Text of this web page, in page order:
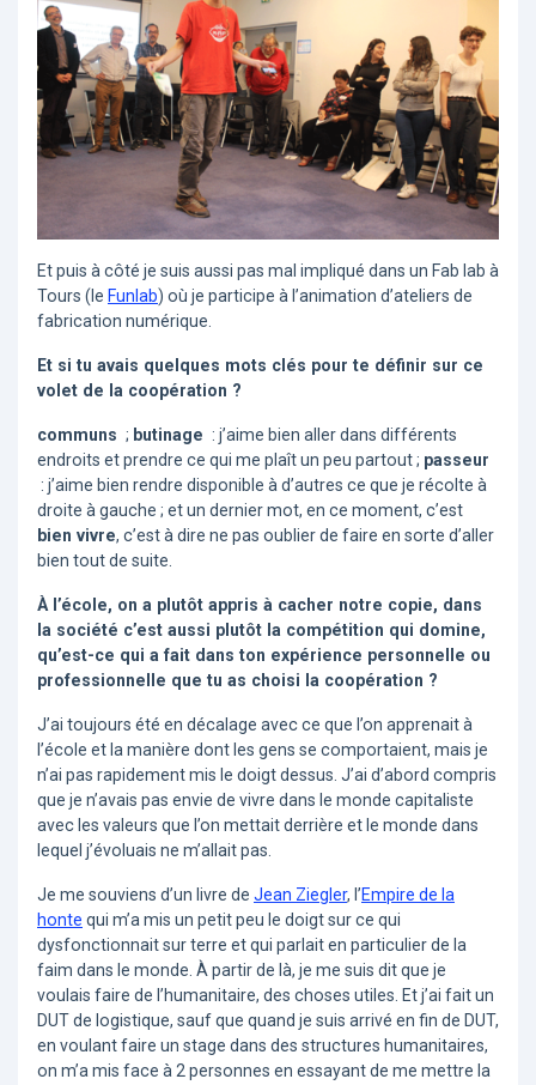
Et puis à côté je suis aussi pas mal impliqué dans un Fab lab à
Tours (le Funlab) où je participe à l’animation d’ateliers de
fabrication numérique.
Et si tu avais quelques mots clés pour te définir sur ce
volet de la coopération ?
communs ; butinage : j’aime bien aller dans différents
endroits et prendre ce qui me plaît un peu partout ; passeur
: j’aime bien rendre disponible à d’autres ce que je récolte à
droite à gauche ; et un dernier mot, en ce moment, c’est
bien vivre, c’est à dire ne pas oublier de faire en sorte d’aller
bien tout de suite.
À l’école, on a plutôt appris à cacher notre copie, dans
la société c’est aussi plutôt la compétition qui domine,
qu’est-ce qui a fait dans ton expérience personnelle ou
professionnelle que tu as choisi la coopération ?
J’ai toujours été en décalage avec ce que l’on apprenait à
l’école et la manière dont les gens se comportaient, mais je
n’ai pas rapidement mis le doigt dessus. J’ai d’abord compris
que je n’avais pas envie de vivre dans le monde capitaliste
avec les valeurs que l’on mettait derrière et le monde dans
lequel j’évoluais ne m’allait pas.
Je me souviens d’un livre de Jean Ziegler, l’Empire de la
honte qui m’a mis un petit peu le doigt sur ce qui
dysfonctionnait sur terre et qui parlait en particulier de la
faim dans le monde. À partir de là, je me suis dit que je
voulais faire de l’humanitaire, des choses utiles. Et j’ai fait un
DUT de logistique, sauf que quand je suis arrivé en fin de DUT,
en voulant faire un stage dans des structures humanitaires,
on m’a mis face à 2 personnes en essayant de me mettre la